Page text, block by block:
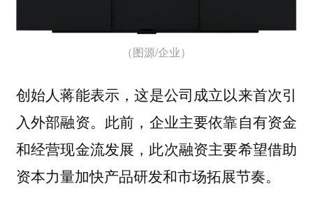
（图源/企业）
创始人蒋能表示，这是公司成立以来首次引
入外部融资。 此前，企业主要依靠自有资金
和经营现金流发展，此次融资主要希望借助
资本力量加快产品研发和市场拓展节奏。